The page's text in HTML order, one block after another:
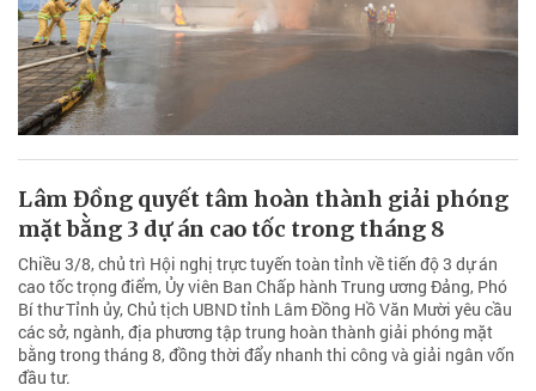
Lâm Đồng quyết tâm hoàn thành giải phóng
mặt bằng 3 dự án cao tốc trong tháng 8
Chiều 3/8, chủ trì Hội nghị trực tuyến toàn tỉnh về tiến độ 3 dự án
cao tốc trọng điểm, Ủy viên Ban Chấp hành Trung ương Đảng, Phó
Bí thư Tỉnh ủy, Chủ tịch UBND tỉnh Lâm Đồng Hồ Văn Mười yêu cầu
các sở, ngành, địa phương tập trung hoàn thành giải phóng mặt
bằng trong tháng 8, đồng thời đẩy nhanh thi công và giải ngân vốn
đầu tư.